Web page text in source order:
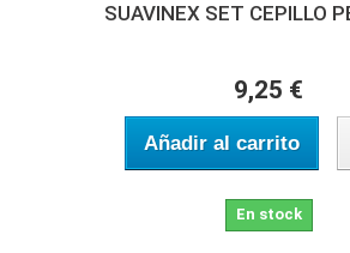
SUAVINEX SET CEPILLO
9,25 €
Añadir al carrito
En stock